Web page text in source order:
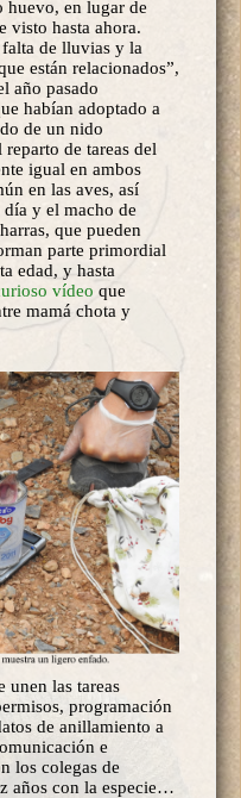
huevo, en lugar de
visto hasta ahora.
de lluvias y la
están relacionados”,
año pasado
habían adoptado a
de un nido
de tareas del
igual en ambos
en las aves, así
y el macho de
que pueden
parte primordial
edad, y hasta
vídeo que
mamá chota y
unen las tareas
programación
de anillamiento a
e
los colegas de
años con la especie…